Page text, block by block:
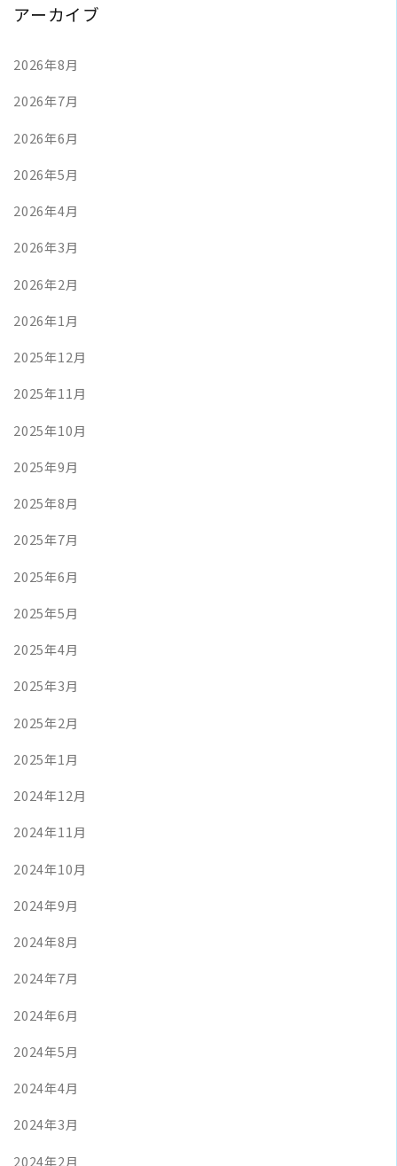
アーカイブ
2026年8月
2026年7月
2026年6月
2026年5月
2026年4月
2026年3月
2026年2月
2026年1月
2025年12月
2025年11月
2025年10月
2025年9月
2025年8月
2025年7月
2025年6月
2025年5月
2025年4月
2025年3月
2025年2月
2025年1月
2024年12月
2024年11月
2024年10月
2024年9月
2024年8月
2024年7月
2024年6月
2024年5月
2024年4月
2024年3月
2024年2月